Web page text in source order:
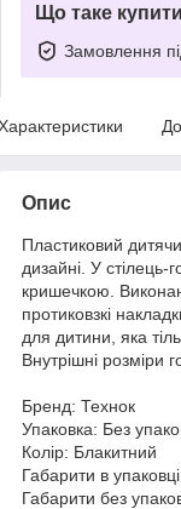
Що таке
Замовлення
Опис
Пластиковий
дизайні. У
кришечкою.
протиковзкі
для дитини, яка
Внутрішні розміри
Бренд: Технок
Упаковка: Без
Колір: Блакитний
Габарити в
Габарити без